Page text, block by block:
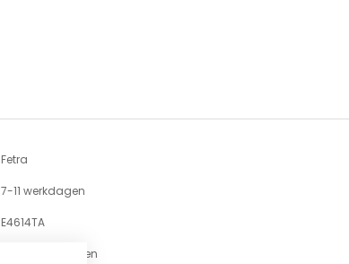
Fetra
7-11 werkdagen
E4614TA
Draagarmwagen